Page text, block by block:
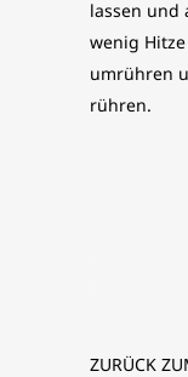
lassen und
wenig
umrühren
rühren.
ZURÜCK